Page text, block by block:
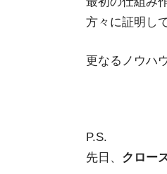
方々に証明し
更なるノウハ
P.S.
先日、 クロー